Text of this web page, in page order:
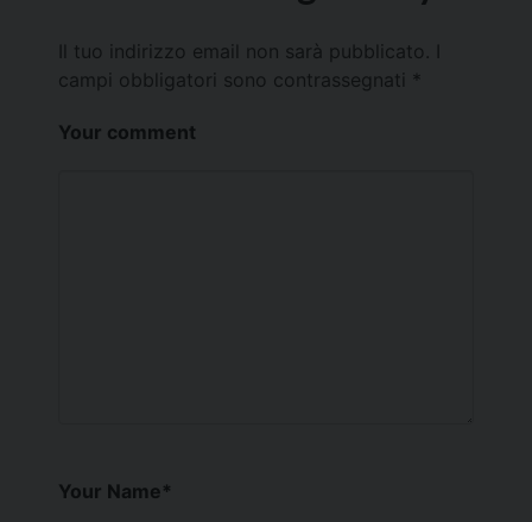
Il tuo indirizzo email non sarà pubblicato.
campi obbligatori sono contrassegnati *
Your comment
Your Name*